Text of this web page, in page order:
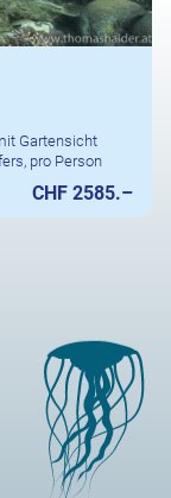
Gartensicht
pro Person
CHF 2585.–